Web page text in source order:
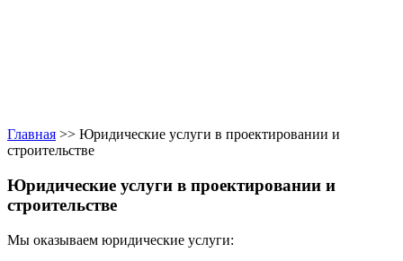
Главная >> Юридические услуги в проектировании и
строительстве
Юридические услуги в проектировании и
строительстве
Мы оказываем юридические услуги: